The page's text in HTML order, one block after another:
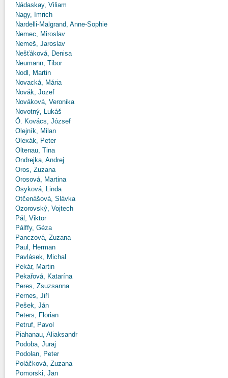
Nádaskay, Viliam
Nagy, Imrich
Nardelli-Malgrand, Anne-Sophie
Nemec, Miroslav
Nemeš, Jaroslav
Nešťáková, Denisa
Neumann, Tibor
Nodl, Martin
Novacká, Mária
Novák, Jozef
Nováková, Veronika
Novotný, Lukáš
Ö. Kovács, József
Olejník, Milan
Olexák, Peter
Oltenau, Tina
Ondrejka, Andrej
Oros, Zuzana
Orosová, Martina
Osyková, Linda
Otčenášová, Slávka
Ozorovský, Vojtech
Pál, Viktor
Pálffy, Géza
Panczová, Zuzana
Paul, Herman
Pavlásek, Michal
Pekár, Martin
Pekařová, Katarína
Peres, Zsuzsanna
Pernes, Jiří
Pešek, Ján
Peters, Florian
Petruf, Pavol
Piahanau, Aliaksandr
Podoba, Juraj
Podolan, Peter
Poláčková, Zuzana
Pomorski, Jan